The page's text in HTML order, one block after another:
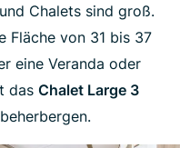
Chalets sind groß.
Fläche von 31 bis 37
eine Veranda oder
das Chalet Large 3